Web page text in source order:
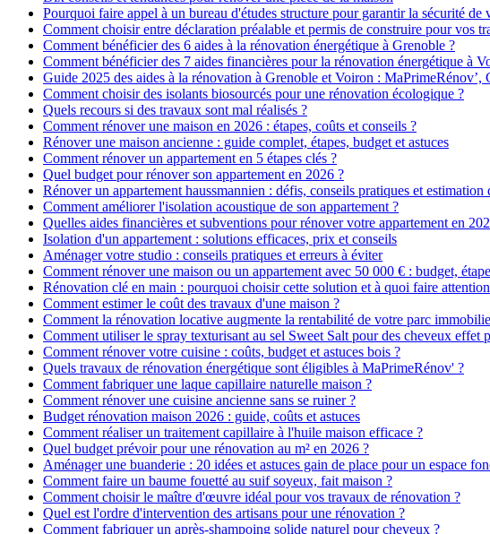
Pourquoi faire appel à un bureau d'études structure pour garantir la sécurité de
Comment choisir entre déclaration préalable et permis de construire pour vos
Comment bénéficier des 6 aides à la rénovation énergétique à Grenoble ?
Comment bénéficier des 7 aides financières pour la rénovation énergétique à
Guide 2025 des aides à la rénovation à Grenoble et Voiron : MaPrimeRénov’,
Comment choisir des isolants biosourcés pour une rénovation écologique ?
Quels recours si des travaux sont mal réalisés ?
Comment rénover une maison en 2026 : étapes, coûts et conseils ?
Rénover une maison ancienne : guide complet, étapes, budget et astuces
Comment rénover un appartement en 5 étapes clés ?
Quel budget pour rénover son appartement en 2026 ?
Rénover un appartement haussmannien : défis, conseils pratiques et estimation
Comment améliorer l'isolation acoustique de son appartement ?
Quelles aides financières et subventions pour rénover votre appartement en
Isolation d'un appartement : solutions efficaces, prix et conseils
Aménager votre studio : conseils pratiques et erreurs à éviter
Comment rénover une maison ou un appartement avec 50 000 € : budget,
Rénovation clé en main : pourquoi choisir cette solution et à quoi faire
Comment estimer le coût des travaux d'une maison ?
Comment la rénovation locative augmente la rentabilité de votre parc
Comment utiliser le spray texturisant au sel Sweet Salt pour des cheveux effet
Comment rénover votre cuisine : coûts, budget et astuces bois ?
Quels travaux de rénovation énergétique sont éligibles à MaPrimeRénov' ?
Comment fabriquer une laque capillaire naturelle maison ?
Comment rénover une cuisine ancienne sans se ruiner ?
Budget rénovation maison 2026 : guide, coûts et astuces
Comment réaliser un traitement capillaire à l'huile maison efficace ?
Quel budget prévoir pour une rénovation au m² en 2026 ?
Aménager une buanderie : 20 idées et astuces gain de place pour un espace
Comment faire un baume fouetté au suif soyeux, fait maison ?
Comment choisir le maître d'œuvre idéal pour vos travaux de rénovation ?
Quel est l'ordre d'intervention des artisans pour une rénovation ?
Comment fabriquer un après-shampoing solide naturel pour cheveux ?